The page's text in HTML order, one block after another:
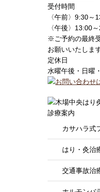
受付時間
〈午前〉9:30～
〈午後〉13:00
※ご予約の最終
お願いいたしま
定休日
水曜午後・日曜
診療案内
カサハラ式
はり・灸治
交通事故治